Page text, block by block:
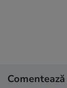
Comentează